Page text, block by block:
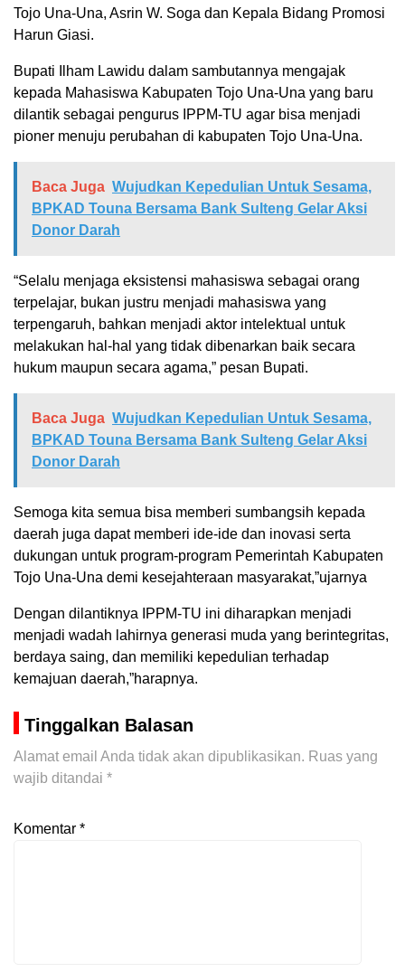
Tojo Una-Una, Asrin W. Soga dan Kepala Bidang Promosi
Harun Giasi.
Bupati Ilham Lawidu dalam sambutannya mengajak
kepada Mahasiswa Kabupaten Tojo Una-Una yang baru
dilantik sebagai pengurus IPPM-TU agar bisa menjadi
pioner menuju perubahan di kabupaten Tojo Una-Una.
Baca Juga Wujudkan Kepedulian Untuk Sesama,
BPKAD Touna Bersama Bank Sulteng Gelar Aksi
Donor Darah
“Selalu menjaga eksistensi mahasiswa sebagai orang
terpelajar, bukan justru menjadi mahasiswa yang
terpengaruh, bahkan menjadi aktor intelektual untuk
melakukan hal-hal yang tidak dibenarkan baik secara
hukum maupun secara agama,” pesan Bupati.
Baca Juga Wujudkan Kepedulian Untuk Sesama,
BPKAD Touna Bersama Bank Sulteng Gelar Aksi
Donor Darah
Semoga kita semua bisa memberi sumbangsih kepada
daerah juga dapat memberi ide-ide dan inovasi serta
dukungan untuk program-program Pemerintah Kabupaten
Tojo Una-Una demi kesejahteraan masyarakat,”ujarnya
Dengan dilantiknya IPPM-TU ini diharapkan menjadi
menjadi wadah lahirnya generasi muda yang berintegritas,
berdaya saing, dan memiliki kepedulian terhadap
kemajuan daerah,”harapnya.
Tinggalkan Balasan
Alamat email Anda tidak akan dipublikasikan. Ruas yang
wajib ditandai *
Komentar *